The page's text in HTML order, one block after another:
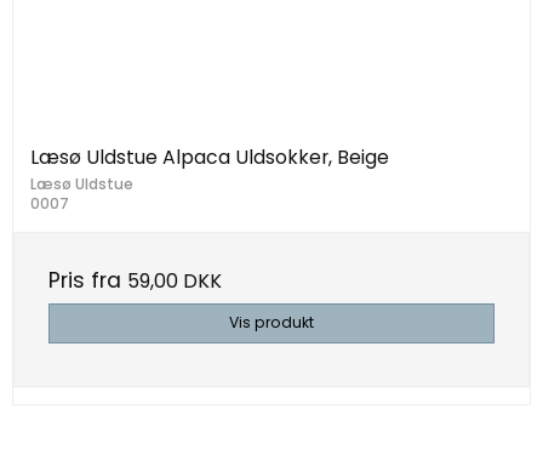
Læsø Uldstue Alpaca Uldsokker, Beige
Læsø Uldstue
0007
Pris fra 59,00 DKK
Vis produkt